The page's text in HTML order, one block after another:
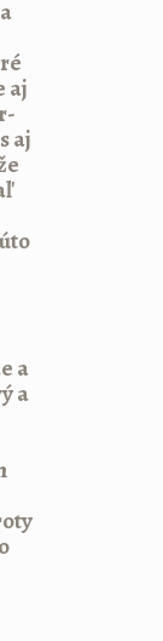
aj
aj
a
a